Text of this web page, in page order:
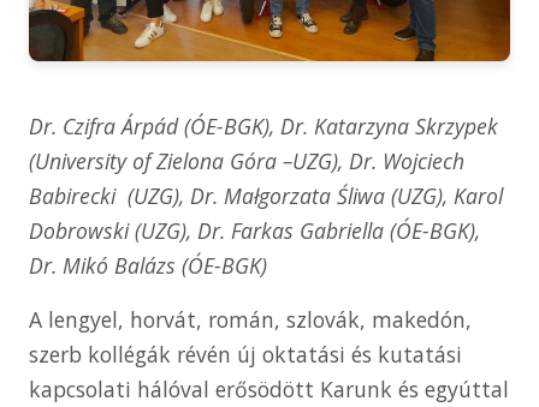
Dr. Czifra Árpád (ÓE-BGK), Dr. Katarzyna Skrzypek
(University of Zielona Góra –UZG), Dr. Wojciech
Babirecki (UZG), Dr. Małgorzata Śliwa (UZG), Karol
Dobrowski (UZG), Dr. Farkas Gabriella (ÓE-BGK),
Dr. Mikó Balázs (ÓE-BGK)
A lengyel, horvát, román, szlovák, makedón,
szerb kollégák révén új oktatási és kutatási
kapcsolati hálóval erősödött Karunk és egyúttal